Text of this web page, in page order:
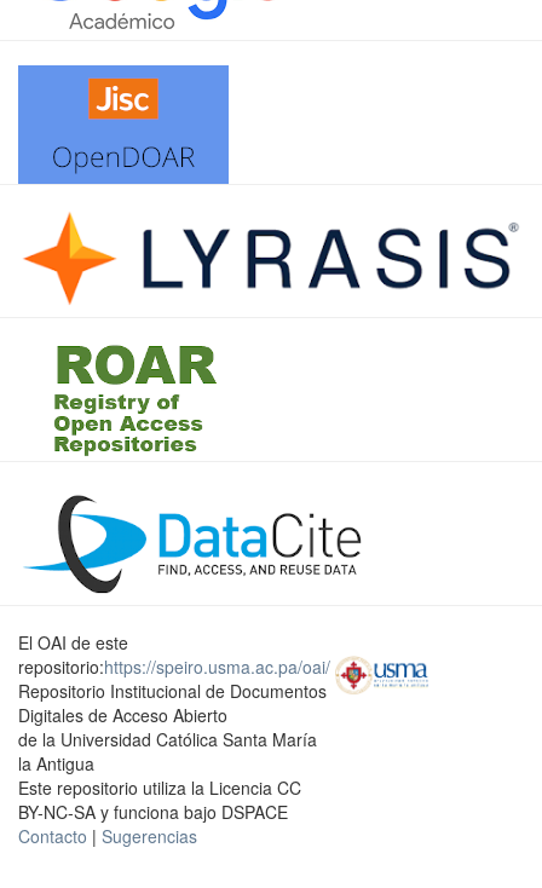
El OAI de este
repositorio:https://speiro.usma.ac.pa/oai/
Repositorio Institucional de Documentos
Digitales de Acceso Abierto
de la Universidad Católica Santa María
la Antigua
Este repositorio utiliza la Licencia CC
BY-NC-SA y funciona bajo DSPACE
Contacto | Sugerencias